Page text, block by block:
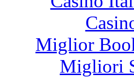
Miglior
Migliori